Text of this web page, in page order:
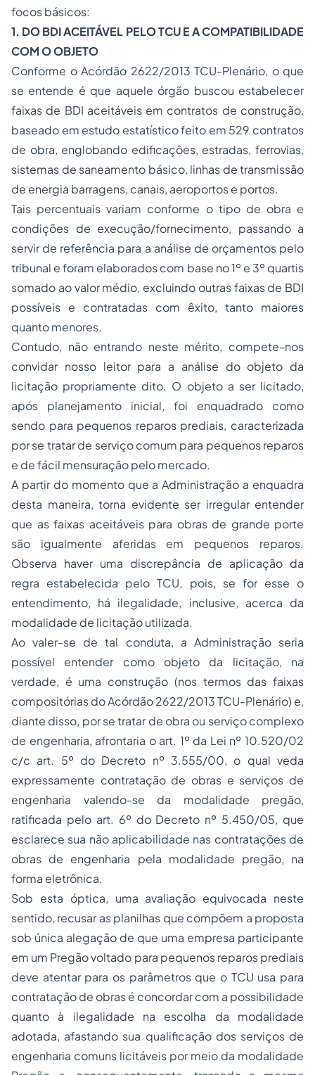
focos básicos:
1. DO BDI ACEITÁVEL PELO TCU E A COMPATIBILIDADE
COM O OBJETO
Conforme o Acórdão 2622/2013 TCU-Plenário, o que
se entende é que aquele órgão buscou estabelecer
faixas de BDI aceitáveis em contratos de construção,
baseado em estudo estatístico feito em 529 contratos
de obra, englobando edificações, estradas, ferrovias,
sistemas de saneamento básico, linhas de transmissão
de energia barragens, canais, aeroportos e portos.
Tais percentuais variam conforme o tipo de obra e
condições de execução/fornecimento, passando a
servir de referência para a análise de orçamentos pelo
tribunal e foram elaborados com base no 1º e 3º quartis
somado ao valor médio, excluindo outras faixas de BDI
possíveis e contratadas com êxito, tanto maiores
quanto menores.
Contudo, não entrando neste mérito, compete-nos
convidar nosso leitor para a análise do objeto da
licitação propriamente dito. O objeto a ser licitado,
após planejamento inicial, foi enquadrado como
sendo para pequenos reparos prediais, caracterizada
por se tratar de serviço comum para pequenos reparos
e de fácil mensuração pelo mercado.
A partir do momento que a Administração a enquadra
desta maneira, torna evidente ser irregular entender
que as faixas aceitáveis para obras de grande porte
são igualmente aferidas em pequenos reparos.
Observa haver uma discrepância de aplicação da
regra estabelecida pelo TCU, pois, se for esse o
entendimento, há ilegalidade, inclusive, acerca da
modalidade de licitação utilizada.
Ao valer-se de tal conduta, a Administração seria
possível entender como objeto da licitação, na
verdade, é uma construção (nos termos das faixas
compositórias do Acórdão 2622/2013 TCU-Plenário) e,
diante disso, por se tratar de obra ou serviço complexo
de engenharia, afrontaria o art. 1º da Lei nº 10.520/02
c/c art. 5º do Decreto nº 3.555/00, o qual veda
expressamente contratação de obras e serviços de
engenharia valendo-se da modalidade pregão,
ratificada pelo art. 6º do Decreto nº 5.450/05, que
esclarece sua não aplicabilidade nas contratações de
obras de engenharia pela modalidade pregão, na
forma eletrônica.
Sob esta óptica, uma avaliação equivocada neste
sentido, recusar as planilhas que compõem a proposta
sob única alegação de que uma empresa participante
em um Pregão voltado para pequenos reparos prediais
deve atentar para os parâmetros que o TCU usa para
contratação de obras é concordar com a possibilidade
quanto à ilegalidade na escolha da modalidade
adotada, afastando sua qualificação dos serviços de
engenharia comuns licitáveis por meio da modalidade